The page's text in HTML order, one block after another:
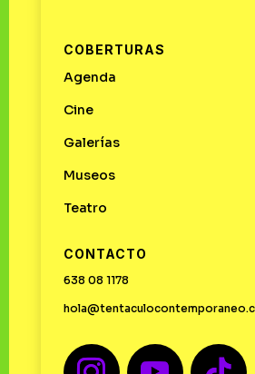
COBERTURAS
Agenda
Cine
Galerías
Museos
Teatro
CONTACTO
638 08 1178